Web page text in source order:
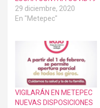
29 diciembre, 2020
En "Metepec"
VIGILARÁN EN METEPEC
NUEVAS DISPOSICIONES